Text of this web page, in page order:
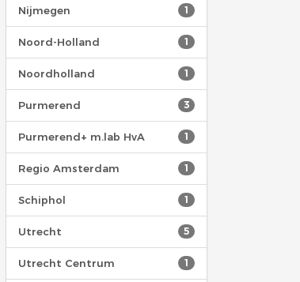
1
Nijmegen
1
Noord-Holland
1
Noordholland
3
Purmerend
1
Purmerend+ m.lab HvA
1
Regio Amsterdam
1
Schiphol
5
Utrecht
1
Utrecht Centrum